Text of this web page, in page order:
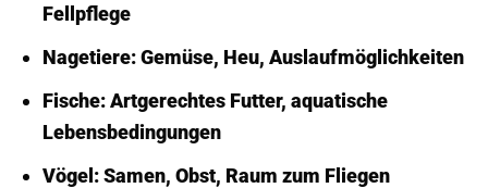
Fellpflege
Nagetiere: Gemüse, Heu, Auslaufmöglichkeiten
Fische: Artgerechtes Futter, aquatische
Lebensbedingungen
Vögel : Samen, Obst, Raum zum Fliegen